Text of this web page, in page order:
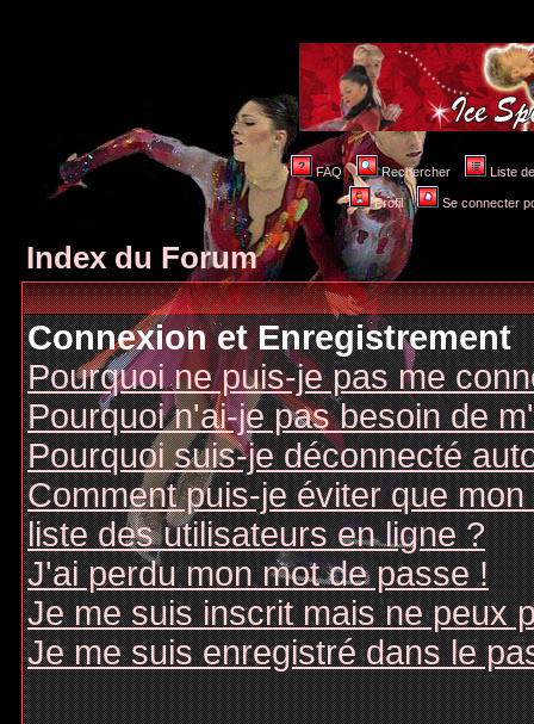
FAQ Rechercher Liste
Profil Se connecter
Index du Forum
Connexion et Enregistrement
Pourquoi ne puis-je pas me
Pourquoi n'ai-je pas besoin de
Pourquoi suis-je déconnecté
Comment puis-je éviter que
liste des utilisateurs en ligne ?
J'ai perdu mon mot de passe !
Je me suis inscrit mais ne peux
Je me suis enregistré dans le